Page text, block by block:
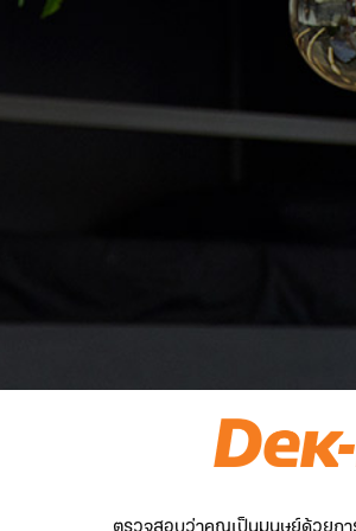
ตรวจสอบว่าคุณเป็นมนุษย์ด้วยกา